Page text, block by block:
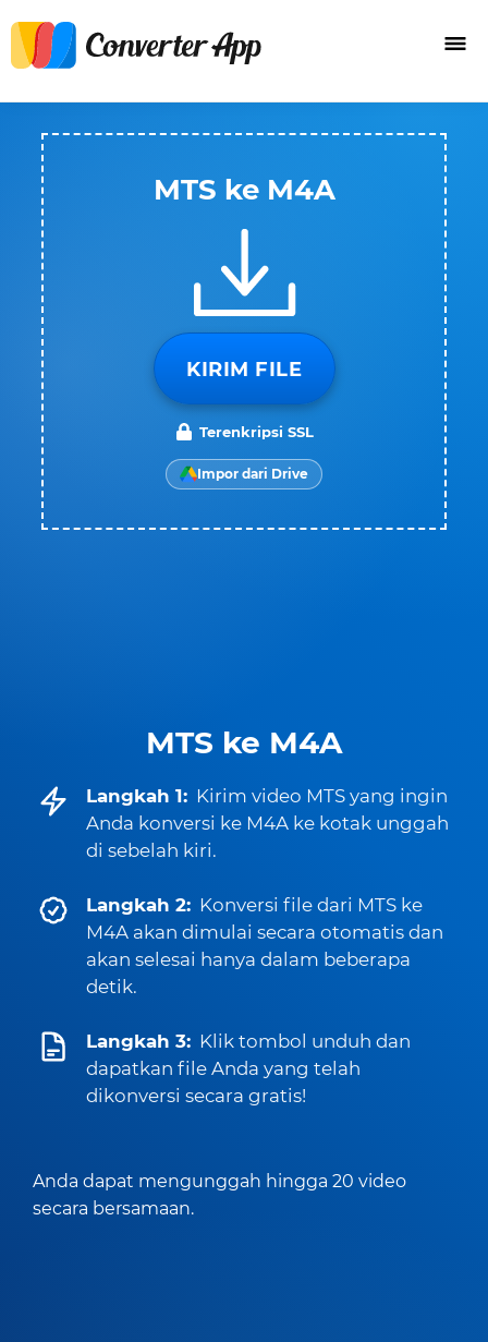
MTS ke M4A
Langkah 1: Kirim video MTS yang ingin
Anda konversi ke M4A ke kotak unggah
di sebelah kiri.
Langkah 2: Konversi file dari MTS ke
M4A akan dimulai secara otomatis dan
akan selesai hanya dalam beberapa
detik.
Langkah 3: Klik tombol unduh dan
dapatkan file Anda yang telah
dikonversi secara gratis!
Anda dapat mengunggah hingga 20 video
secara bersamaan.
MTS ke M4A
KIRIM FILE
Terenkripsi SSL
Impor dari Drive